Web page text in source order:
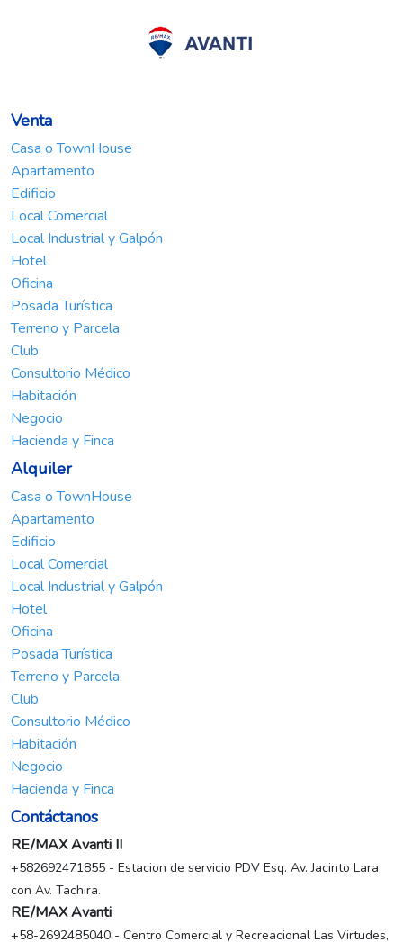
Venta
Casa o TownHouse
Apartamento
Edificio
Local Comercial
Local Industrial y Galpón
Hotel
Oficina
Posada Turística
Terreno y Parcela
Club
Consultorio Médico
Habitación
Negocio
Hacienda y Finca
Alquiler
Casa o TownHouse
Apartamento
Edificio
Local Comercial
Local Industrial y Galpón
Hotel
Oficina
Posada Turística
Terreno y Parcela
Club
Consultorio Médico
Habitación
Negocio
Hacienda y Finca
Contáctanos
RE/MAX Avanti II
+582692471855 - Estacion de servicio PDV Esq. Av. Jacinto Lara
con Av. Tachira.
RE/MAX Avanti
+58-2692485040 - Centro Comercial y Recreacional Las Virtudes,